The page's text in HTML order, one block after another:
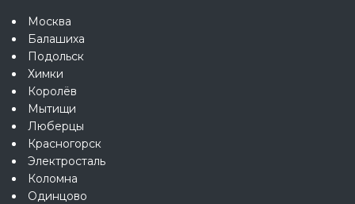
Москва
Балашиха
Подольск
Химки
Королёв
Мытищи
Люберцы
Красногорск
Электросталь
Коломна
Одинцово